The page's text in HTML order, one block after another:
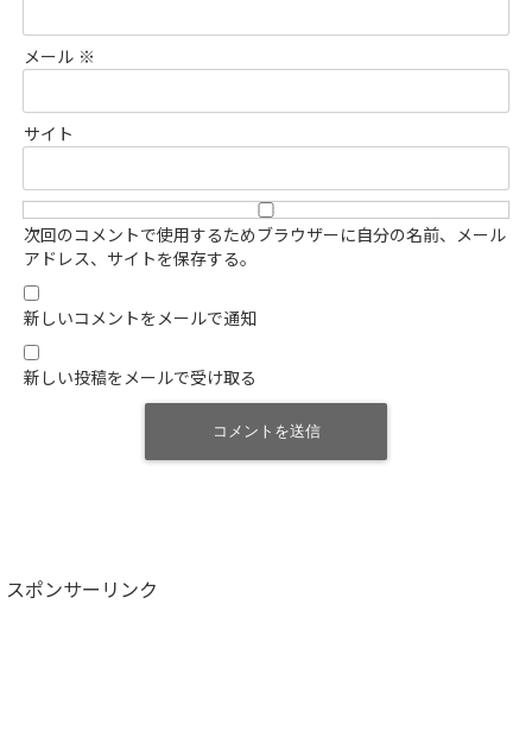
メール ※
サイト
次回のコメントで使用するためブラウザーに自分の名前、メール
アドレス、サイトを保存する。
新しいコメントをメールで通知
新しい投稿をメールで受け取る
スポンサーリンク